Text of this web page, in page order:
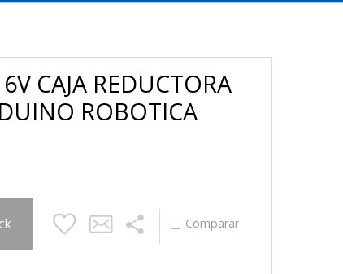
CAJA REDUCTORA
ROBOTICA